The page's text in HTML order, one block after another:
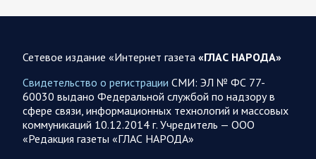
представители группировок «Север», «Запад», «Центр»,
Сводка военных действий от Минобороны РФ 8
августа. Коротко
Группировка войск «Север» взяла под контроль населенный
пункт Ивановка в Харьковской области. Российские
Сетевое издание «Интернет газета «ГЛАС НАРОДА»
Свидетельство о регистрации СМИ: ЭЛ № ФС 77-
60030 выдано Федеральной службой по надзору в
сфере связи, информационных технологий и массовых
коммуникаций 10.12.2014 г. Учредитель — ООО
«Редакция газеты «ГЛАС НАРОДА»